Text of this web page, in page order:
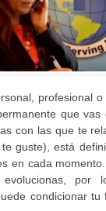
profesional o
que
con las que te
guste), está
en cada
por
condicionar